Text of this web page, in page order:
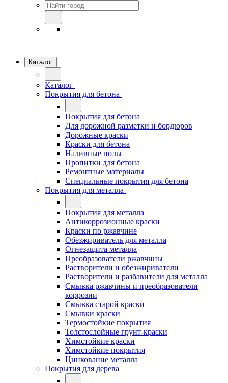
Каталог
Каталог
Покрытия для бетона
Покрытия для бетона
Для дорожной разметки и бордюров
Дорожные краски
Краски для бетона
Наливные полы
Пропитки для бетона
Ремонтные материалы
Специальные покрытия для бетона
Покрытия для металла
Покрытия для металла
Антикоррозионные краски
Краски по ржавчине
Обезжириватель для металла
Огнезащита металла
Преобразователи ржавчины
Растворители и обезжириватели
Растворители и разбавители для металла
Смывка ржавчины и преобразователи
коррозии
Смывка старой краски
Смывки краски
Термостойкие покрытия
Толстослойные грунт-краски
Химстойкие краски
Химстойкие покрытия
Цинкование металла
Покрытия для дерева